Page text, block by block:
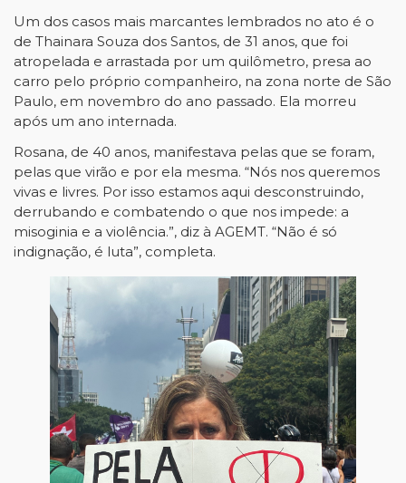
Um dos casos mais marcantes lembrados no ato é o
de Thainara Souza dos Santos, de 31 anos, que foi
atropelada e arrastada por um quilômetro, presa ao
carro pelo próprio companheiro, na zona norte de São
Paulo, em novembro do ano passado. Ela morreu
após um ano internada.
Rosana, de 40 anos, manifestava pelas que se foram,
pelas que virão e por ela mesma. “Nós nos queremos
vivas e livres. Por isso estamos aqui desconstruindo,
derrubando e combatendo o que nos impede: a
misoginia e a violência.”, diz à AGEMT. “Não é só
indignação, é luta”, completa.